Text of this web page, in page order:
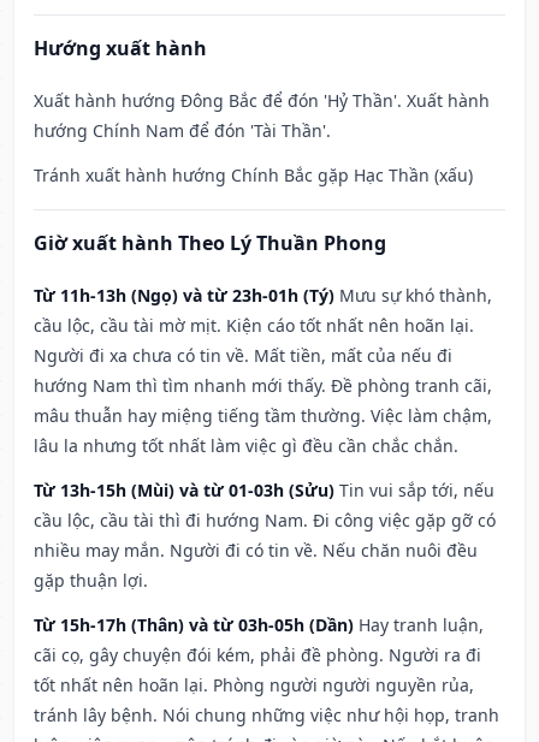
Hướng xuất hành
Xuất hành hướng Đông Bắc để đón 'Hỷ Thần'. Xuất hành
hướng Chính Nam để đón 'Tài Thần'.
Tránh xuất hành hướng Chính Bắc gặp Hạc Thần (xấu)
Giờ xuất hành Theo Lý Thuần Phong
Từ 11h-13h (Ngọ) và từ 23h-01h (Tý) Mưu sự khó thành,
cầu lộc, cầu tài mờ mịt. Kiện cáo tốt nhất nên hoãn lại.
Người đi xa chưa có tin về. Mất tiền, mất của nếu đi
hướng Nam thì tìm nhanh mới thấy. Đề phòng tranh cãi,
mâu thuẫn hay miệng tiếng tầm thường. Việc làm chậm,
lâu la nhưng tốt nhất làm việc gì đều cần chắc chắn.
Từ 13h-15h (Mùi) và từ 01-03h (Sửu) Tin vui sắp tới, nếu
cầu lộc, cầu tài thì đi hướng Nam. Đi công việc gặp gỡ có
nhiều may mắn. Người đi có tin về. Nếu chăn nuôi đều
gặp thuận lợi.
Từ 15h-17h (Thân) và từ 03h-05h (Dần) Hay tranh luận,
cãi cọ, gây chuyện đói kém, phải đề phòng. Người ra đi
tốt nhất nên hoãn lại. Phòng người người nguyền rủa,
tránh lây bệnh. Nói chung những việc như hội họp, tranh